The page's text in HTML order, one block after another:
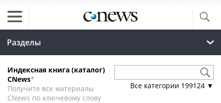
Разделы
Индексная книга (каталог)
CNews*
Получите все материалы
CNews по ключевому слову
Все категории 199124 ▼